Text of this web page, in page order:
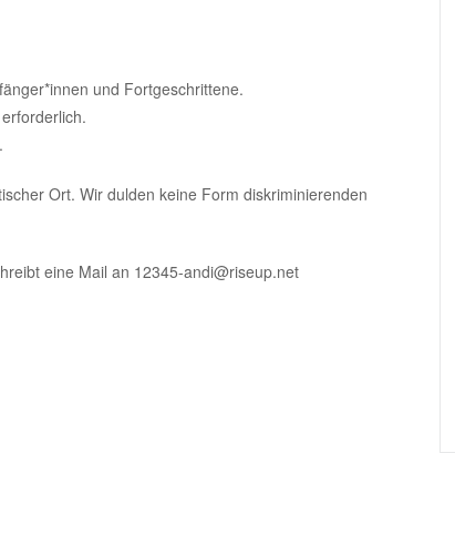
und Fortgeschrittene.
Ort. Wir dulden keine Form diskriminierenden
eine Mail an 12345-andi@riseup.net